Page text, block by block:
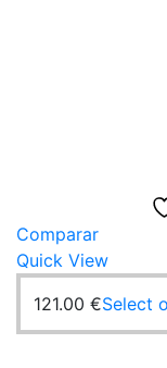
Comparar
Quick View
121.00 €Select